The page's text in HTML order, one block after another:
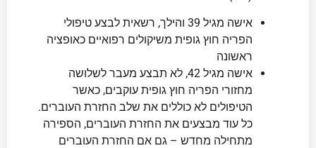
אישה מגיל 39 והילך, רשאית לבצע טיפולי
הפריה חוץ גופית משיקולים רפואיים כאופציה
ראשונה
אישה מגיל 42, לא תבצע מעבר לשלושה
מחזורי הפריה חוץ גופית עוקבים, כאשר
הטיפולים לא כוללים את שלב החזרת העוברים.
כל עוד מבצעים את החזרת העוברים, הספירה
מתחילה מחדש – גם אם החזרת העוברים